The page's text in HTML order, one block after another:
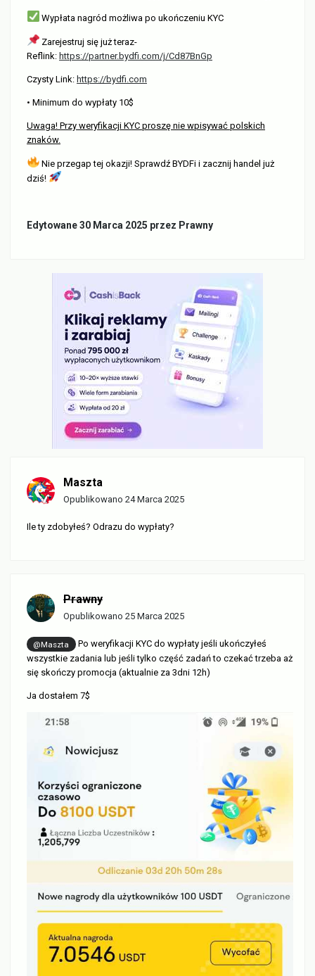
Wypłata nagród możliwa po ukończeniu KYC
Zarejestruj się już teraz-
Reflink: https://partner.bydfi.com/j/Cd87BnGp
Czysty Link: https://bydfi.com
• Minimum do wypłaty 10$
Uwaga! Przy weryfikacji KYC proszę nie wpisywać polskich
znaków.
Nie przegap tej okazji! Sprawdź BYDFi i zacznij handel już
dziś!
Edytowane30 Marca 2025 przez Prawny
Maszta
Opublikowano 24 Marca 2025
Ile ty zdobyłeś? Odrazu do wypłaty?
Prawny
Opublikowano 25 Marca 2025
@Maszta
Po weryfikacji KYC do wypłaty jeśli ukończyłeś
wszystkie zadania lub jeśli tylko część zadań to czekać trzeba aż
się skończy promocja (aktualnie za 3dni 12h)
Ja dostałem 7$